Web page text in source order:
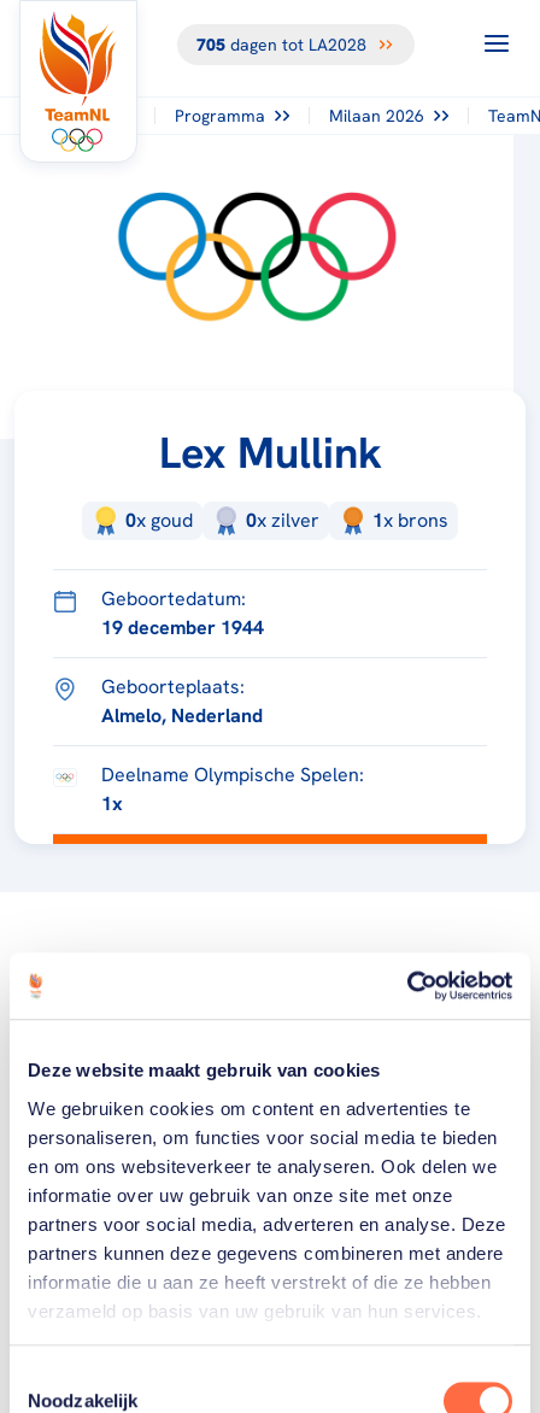
Deze website maakt gebruik van cookies
We gebruiken cookies om content en advertenties te
personaliseren, om functies voor social media te bieden
en om ons websiteverkeer te analyseren. Ook delen we
informatie over uw gebruik van onze site met onze
partners voor social media, adverteren en analyse. Deze
partners kunnen deze gegevens combineren met andere
informatie die u aan ze heeft verstrekt of die ze hebben
verzameld op basis van uw gebruik van hun services.
Noodzakelijk
705dagen tot LA2028
Programma Milaan 2026
Lex Mullink
0x goud 0xzilver 1x brons
Geboortedatum:
19 december 1944
Geboorteplaats:
Almelo, Nederland
Deelname Olympische Spelen:
1x
Welke Nederlanders hebben er
ooit meegedaan aan de
Olympische Spelen?